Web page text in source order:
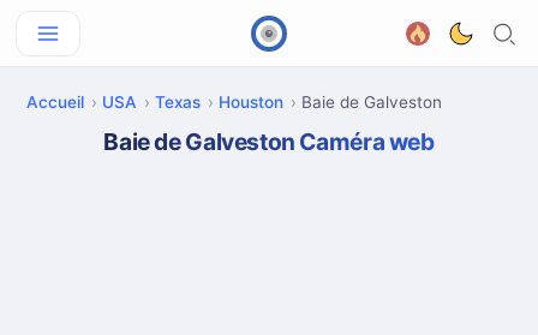
Accueil USA Texas Houston Baie de Galveston
Baie de Galveston Caméra web